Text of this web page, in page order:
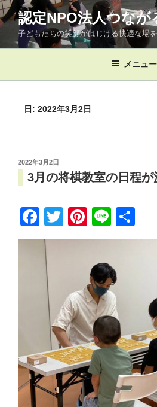
コ
ン
ン
へ
認定NPO法人つなが
子どもたちの笑顔がはじける快適な場を
メニュー
日: 2022年3月2日
投
2022年3月2日
3月の将棋教室の日程が
F
a
c
e
b
o
o
k
T
wi
Pi
nt
e
st
Li
n
有